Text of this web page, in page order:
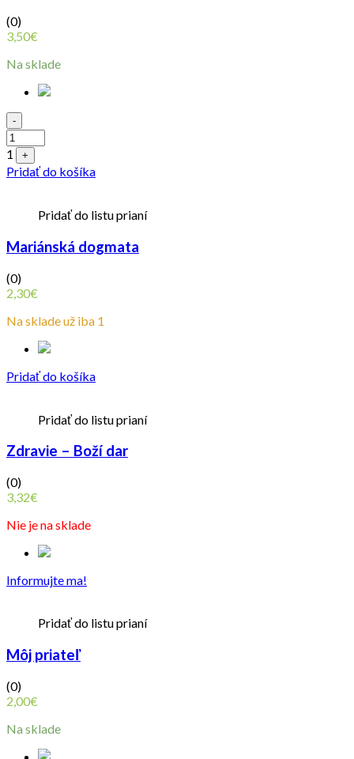
(0)
3,50€
Na sklade
Quantity
-
1 +
Pridať do košíka
Pridať do listu prianí
Mariánská dogmata
(0)
2,30€
Na sklade už iba 1
Pridať do košíka
Pridať do listu prianí
Zdravie – Boží dar
(0)
3,32€
Nie je na sklade
Informujte ma!
Pridať do listu prianí
Môj priateľ
(0)
2,00€
Na sklade